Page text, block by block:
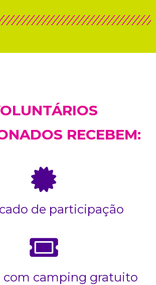
RECEBEM:
de participação
com camping gratuito